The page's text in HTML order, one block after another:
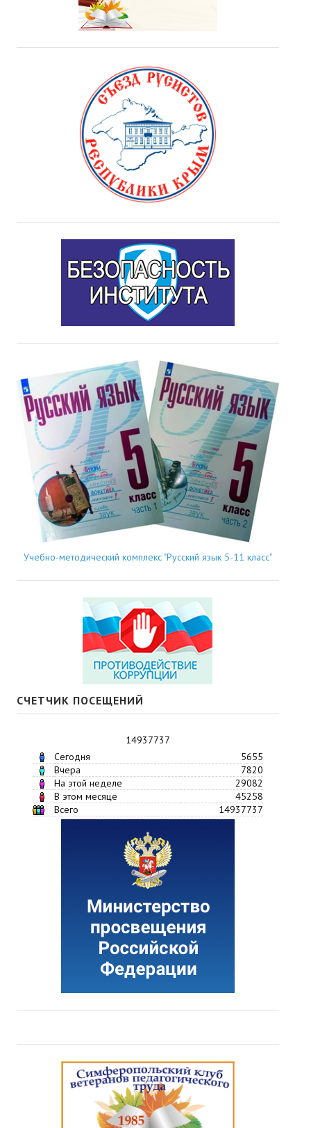
Учебно-методический комплекс "Русский язык 5-11 класс"
СЧЕТЧИК ПОСЕЩЕНИЙ
14937737
Сегодня
5655
Вчера
7820
На этой неделе
29082
В этом месяце
45258
Всего
14937737